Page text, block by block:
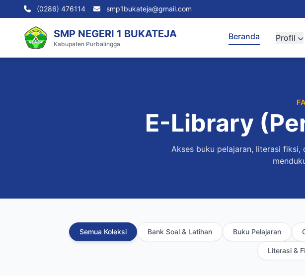
(0286) 476114 smp1bukateja@gmail.com
SMP NEGERI 1 BUKATEJA
Kabupaten Purbalingga
Beranda Profil
E-Library
Akses buku pelajaran, literasi fiksi,
Semua Koleksi Bank Soal & Latihan Buku Pelajaran
Literasi &